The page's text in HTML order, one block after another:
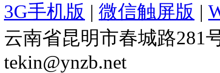
3G手机版 | 微信触屏版 |
云南省昆明市春城路281
tekin@ynzb.net